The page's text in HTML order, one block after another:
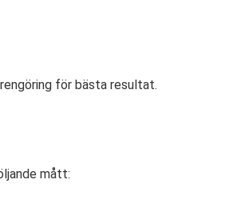
för bästa resultat.
mått: